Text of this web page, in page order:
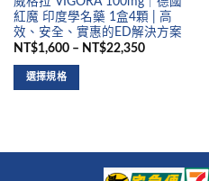
紅魔 印度學名藥 1盒4顆 | 高
效、安全、實惠的ED解決方案
NT$1,600 – NT$22,350
選擇規格